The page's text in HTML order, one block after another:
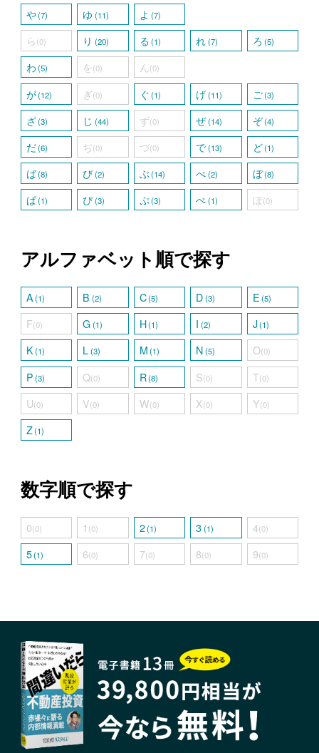
や(7) ゆ (11) よ (7)
ら(0) り (20) る (1) れ(7) ろ (5)
わ(5) を(0) ん(0)
が(12) ぎ(0) ぐ (1) げ(11) ご(3)
ざ(3) じ (44) ず(0) ぜ(14) ぞ(4)
だ(6) ぢ(0) づ(0) で(13) ど(1)
ば(8) び(2) ぶ(14) べ(2) ぼ(8)
ぱ(1) ぴ(3) ぷ(3) ぺ(1) ぽ(0)
アルファベット順で探す
A(1) B (2) C(5) D(3) E (5)
F(0) G(1) H(1) I (2) J (1)
K(1) L(3) M (1) N(5) O(0)
P(3) Q(0) R(8) S(0) T(0)
U(0) V(0) W(0) X(0) Y(0)
Z(1)
数字順で探す
0(0) 1 (0) 2(1) 3(1) 4(0)
5(1) 6(0) 7(0) 8(0) 9(0)